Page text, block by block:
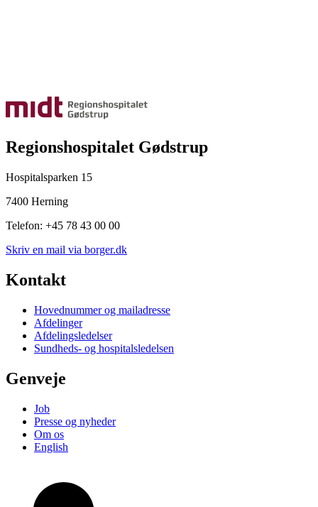
Regionshospitalet Gødstrup
Hospitalsparken 15
7400 Herning
Telefon: +45 78 43 00 00
Skriv en mail via borger.dk
Kontakt
Hovednummer og mailadresse
Afdelinger
Afdelingsledelser
Sundheds- og hospitalsledelsen
Genveje
Job
Presse og nyheder
Om os
English